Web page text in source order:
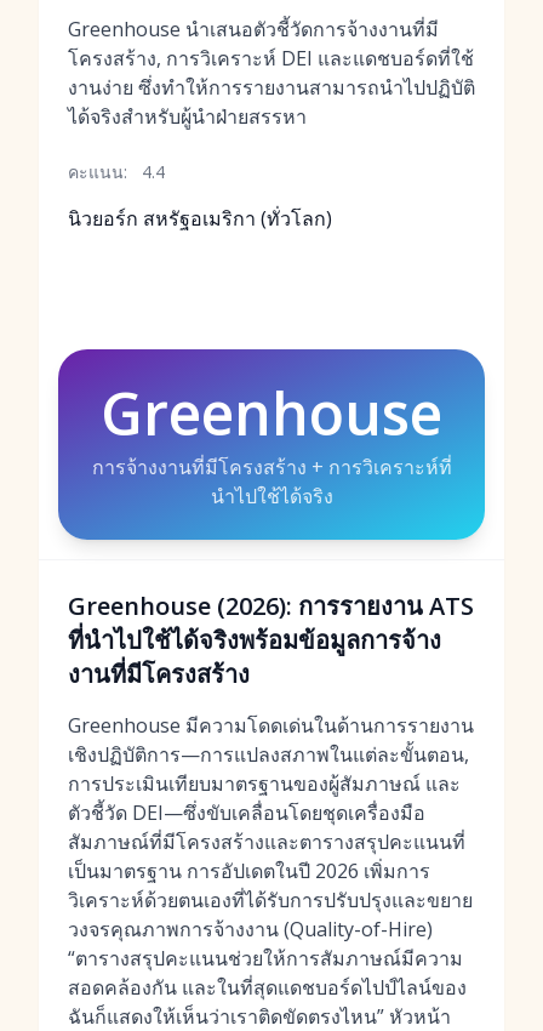
Greenhouse นำเสนอตัวชี้วัดการจ้างงานที่มี
โครงสร้าง, การวิเคราะห์ DEI และแดชบอร์ดที่ใช้
งานง่าย ซึ่งทำให้การรายงานสามารถนำไปปฏิบัติ
ได้จริงสำหรับผู้นำฝ่ายสรรหา
คะแนน: 4.4
นิวยอร์ก สหรัฐอเมริกา (ทั่วโลก)
Greenhouse
การจ้างงานที่มีโครงสร้าง + การวิเคราะห์ที่
นำไปใช้ได้จริง
Greenhouse (2026): การรายงาน ATS
ที่นำไปใช้ได้จริงพร้อมข้อมูลการจ้าง
งานที่มีโครงสร้าง
Greenhouse มีความโดดเด่นในด้านการรายงาน
เชิงปฏิบัติการ—การแปลงสภาพในแต่ละขั้นตอน,
การประเมินเทียบมาตรฐานของผู้สัมภาษณ์ และ
ตัวชี้วัด DEI—ซึ่งขับเคลื่อนโดยชุดเครื่องมือ
สัมภาษณ์ที่มีโครงสร้างและตารางสรุปคะแนนที่
เป็นมาตรฐาน การอัปเดตในปี 2026 เพิ่มการ
วิเคราะห์ด้วยตนเองที่ได้รับการปรับปรุงและขยาย
วงจรคุณภาพการจ้างงาน (Quality-of-Hire)
“ตารางสรุปคะแนนช่วยให้การสัมภาษณ์มีความ
สอดคล้องกัน และในที่สุดแดชบอร์ดไปป์ไลน์ของ
ฉันก็แสดงให้เห็นว่าเราติดขัดตรงไหน” หัวหน้า